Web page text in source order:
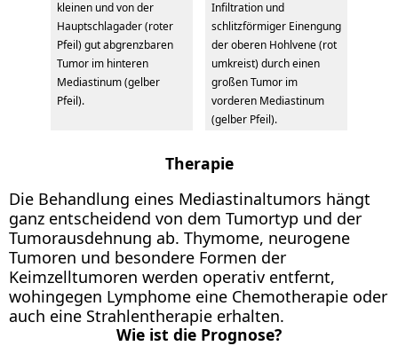
kleinen und von der
Hauptschlagader (roter
Pfeil) gut abgrenzbaren
Tumor im hinteren
Mediastinum (gelber
Pfeil).
Infiltration und
schlitzförmiger Einengung
der oberen Hohlvene (rot
umkreist) durch einen
großen Tumor im
vorderen Mediastinum
(gelber Pfeil).
Therapie
Die Behandlung eines Mediastinaltumors hängt
ganz entscheidend von dem Tumortyp und der
Tumorausdehnung ab. Thymome, neurogene
Tumoren und besondere Formen der
Keimzelltumoren werden operativ entfernt,
wohingegen Lymphome eine Chemotherapie oder
auch eine Strahlentherapie erhalten.
Wie ist die Prognose?